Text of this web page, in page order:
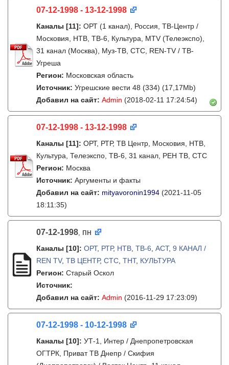
07-12-1998 - 13-12-1998
Каналы [11]: ОРТ (1 канал), Россия, ТВ-Центр /
Московия, НТВ, ТВ-6, Культура, MTV (Телеэкспо),
31 канал (Москва), Муз-ТВ, СТС, REN-TV / ТВ-
Угреша
Регион: Московская область
Источник: Угрешские вести 48 (334) (17,17Mb)
Добавил на сайт: Admin (2018-02-11 17:24:54)
07-12-1998 - 13-12-1998
Каналы [11]: ОРТ, РТР, ТВ Центр, Московия, НТВ,
Культура, Телеэкспо, ТВ-6, 31 канал, РЕН ТВ, СТС
Регион: Москва
Источник: Аргументы и факты
Добавил на сайт: mityavoronin1994 (2021-11-05
18:11:35)
07-12-1998, пн
Каналы [10]: ОРТ, РТР, НТВ ТВ-6 АСТ, 9 КАНАЛ /
REN TV, ТВ ЦЕНТР, СТС ТНТ, КУЛЬТУРА
Регион: Старый Оскол
Источник:
Добавил на сайт: Admin (2016-11-29 17:23:09)
07-12-1998 - 10-12-1998
Каналы [10]: УТ-1, Интер / Днепропетровская
ОГТРК, Приват ТВ Днепр / Скифия